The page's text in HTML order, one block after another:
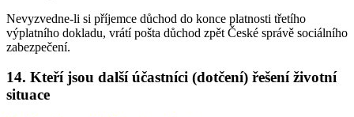
Nevyzvedne-li si příjemce důchod do konce platnosti třetího
výplatního dokladu, vrátí pošta důchod zpět České správě sociálního
zabezpečení.
14. Kteří jsou další účastníci (dotčení) řešení životní
situace